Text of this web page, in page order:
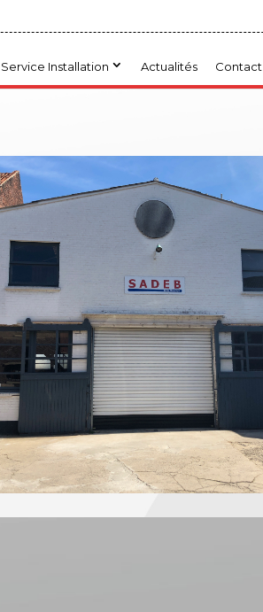
Service Installation Actualités Contact